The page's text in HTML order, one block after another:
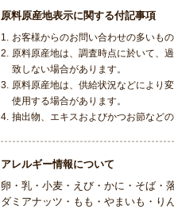
原料原産地表示に関する付記事項
1.
お客様からのお問い合わせの多いも
2.
原料原産地は、調査時点に於いて、
致しない場合があります。
3. 原料原産地は、供給状況などにより
使用する場合があります。
4. 抽出物、エキスおよびかつお節など
アレルギー情報について
卵・乳・小麦・えび・かに・そば・
ダミアナッツ・もも・やまいも・り